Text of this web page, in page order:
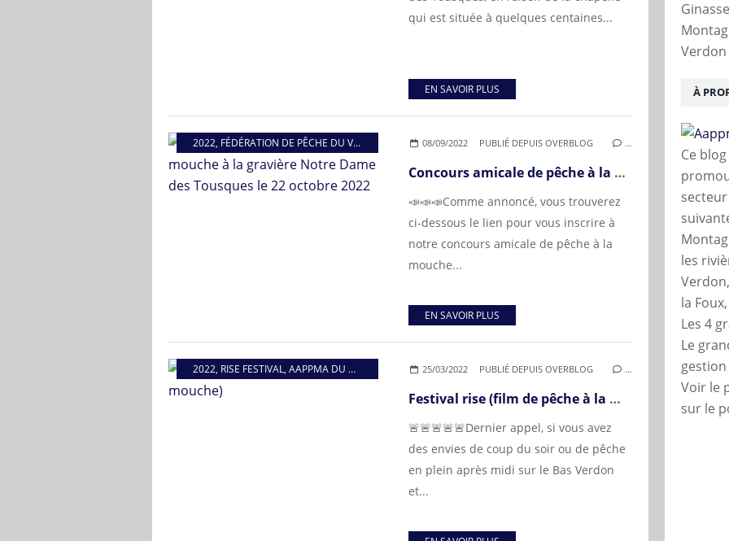
qui est située à quelques centaines...
EN SAVOIR PLUS
2022, FÉDÉRATION DE PÊCHE DU VAR AAPPMA DU BAS VERDON,PECHEVAR,PALM,PÊCHE À LA MOUCHE
08/09/2022 PUBLIÉ DEPUIS OVERBLOG …
Concours amicale de pêche à la mouche à la gravière Notre Dame des Tousques le 22 octobre 2022
📣📣📣Comme annoncé, vous trouverez
ci-dessous le lien pour vous inscrire à
notre concours amicale de pêche à la
mouche...
EN SAVOIR PLUS
2022, RISE FESTIVAL, AAPPMA DU BAS VERDON ,FÉDÉRATION DE PÊCHE DU VAR,PÊCHE VAR,PALM
25/03/2022 PUBLIÉ DEPUIS OVERBLOG …
Festival rise (film de pêche à la mouche)
🚨🚨🚨🚨🚨Dernier appel, si vous avez
des envies de coup du soir ou de pêche
en plein après midi sur le Bas Verdon
et...
Verdon
À
Ce
les
la
Les 4
Le
Voir le
sur le